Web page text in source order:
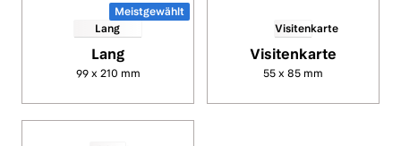
Lang
99 x 210 mm
Meistgewählt
Visitenkarte
55 x 85 mm